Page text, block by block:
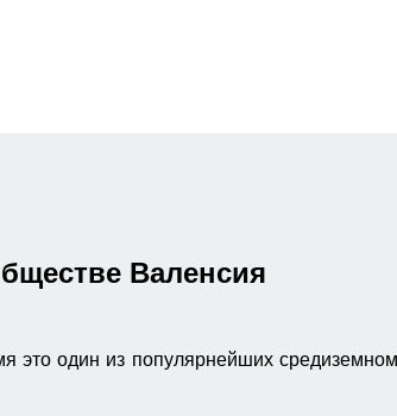
Валенсия
один из популярнейших